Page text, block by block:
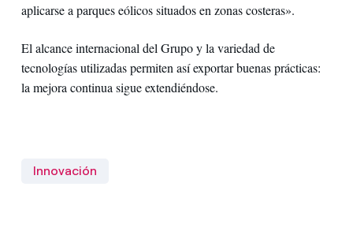
aplicarse a parques eólicos situados en zonas costeras».
El alcance internacional del Grupo y la variedad de
tecnologías utilizadas permiten así exportar buenas prácticas:
la mejora continua sigue extendiéndose.
Innovación